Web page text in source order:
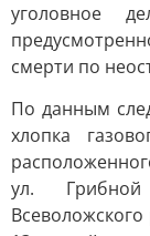
уголовное
смерти по
По данным
хлопка
ул.